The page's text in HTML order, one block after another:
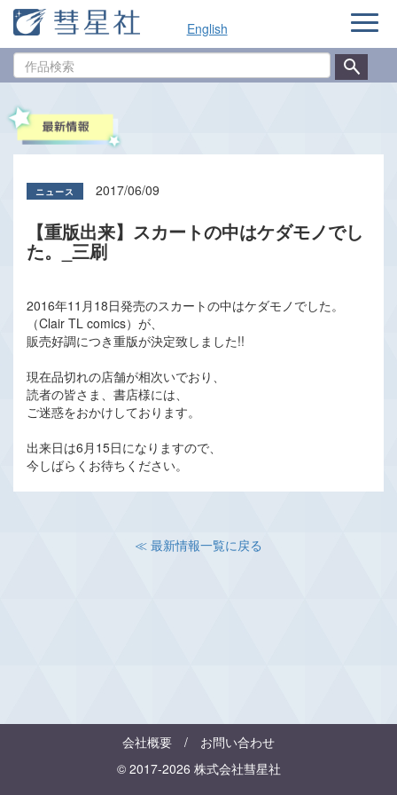
English
品
ナ
ゲ
2017/06/09
【重版出来】スカートの中はケダモノでし
た。_三刷
2016年11月18日発売のスカートの中はケダモノでした。
（Clair TL comics）が、
販売好調につき重版が決定致しました!!
現在品切れの店舗が相次いでおり、
読者の皆さま、書店様には、
ご迷惑をおかけしております。
出来日は6月15日になりますので、
今しばらくお待ちください。
≪ 最新情報一覧に戻る
会社概要 / お問い合わせ
© 2017-2026 株式会社彗星社